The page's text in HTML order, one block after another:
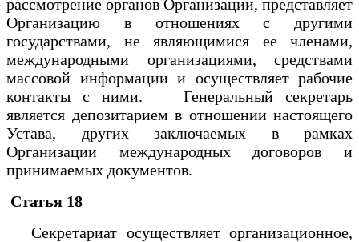
рассмотрение органов Организации, представляет
Организацию в отношениях с другими
государствами, не являющимися ее членами,
международными организациями, средствами
массовой информации и осуществляет рабочие
контакты с ними. Генеральный секретарь
является депозитарием в отношении настоящего
Устава, других заключаемых в рамках
Организации международных договоров и
принимаемых документов.
Статья 18
Секретариат осуществляет организационное,